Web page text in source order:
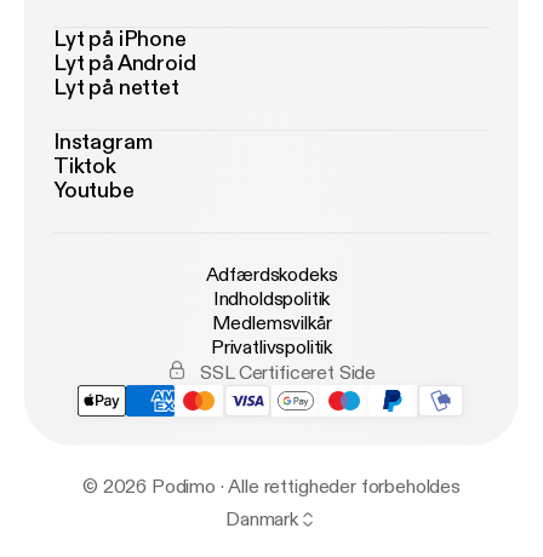
Lyt på iPhone
Lyt på Android
Lyt på nettet
Instagram
Tiktok
Youtube
Adfærdskodeks
Indholdspolitik
Medlemsvilkår
Privatlivspolitik
SSL Certificeret Side
© 2026 Podimo · Alle rettigheder forbeholdes
Danmark